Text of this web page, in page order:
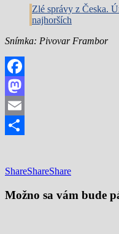
Zlé správy z Česka.
najhorších
Snímka: Pivovar Frambor
Facebook
Mastodon
Email
ShareShareShare
Možno sa vám bude